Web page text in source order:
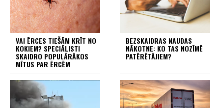
VAI ĒRCES TIEŠĀM KRĪT NO
KOKIEM? SPECIĀLISTI
SKAIDRO POPULĀRĀKOS
MĪTUS PAR ĒRCĒM
BEZSKAIDRAS NAUDAS
NĀKOTNE: KO TAS NOZĪMĒ
PATĒRĒTĀJIEM?